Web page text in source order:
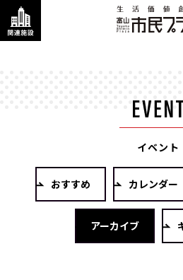
イベント
おすすめ カレンダー
アーカイブ